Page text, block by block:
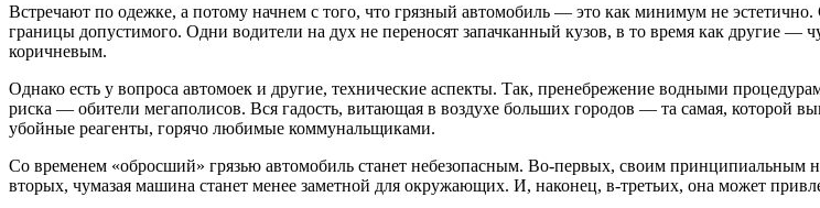
Встречают по одежке, а потому начнем с того, что грязный автомобиль — это как минимум не
границы допустимого. Одни водители на дух не переносят запачканный кузов, в то время как другие —
коричневым.
Однако есть у вопроса автомоек и другие, технические аспекты. Так, пренебрежение водными
риска — обители мегаполисов. Вся гадость, витающая в воздухе больших городов — та самая, которой
убойные реагенты, горячо любимые коммунальщиками.
Со временем «обросший» грязью автомобиль станет небезопасным. Во-первых, своим принципиальным
вторых, чумазая машина станет менее заметной для окружающих. И, наконец, в-третьих, она может